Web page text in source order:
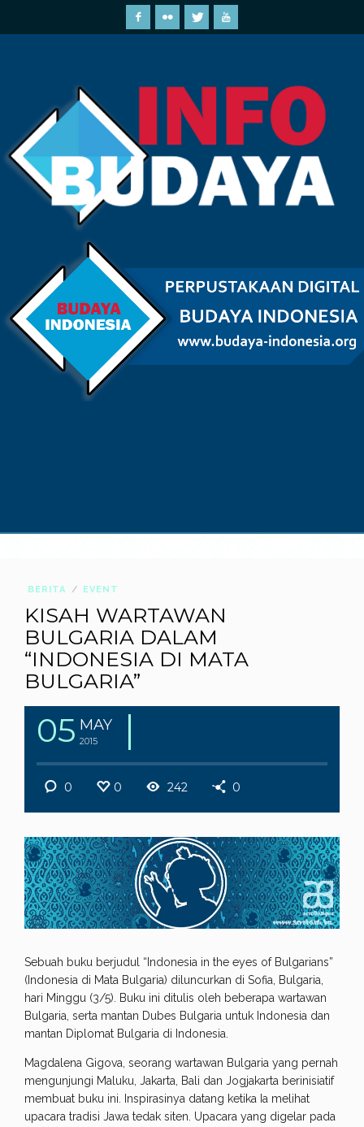
BERITA EVENT
KISAH WARTAWAN
BULGARIA DALAM
“INDONESIA DI MATA
BULGARIA”
05 MAY
2015
0 0 242 0
Sebuah buku berjudul “Indonesia in the eyes of Bulgarians”
(Indonesia di Mata Bulgaria) diluncurkan di Sofia, Bulgaria,
hari Minggu (3/5). Buku ini ditulis oleh beberapa wartawan
Bulgaria, serta mantan Dubes Bulgaria untuk Indonesia dan
mantan Diplomat Bulgaria di Indonesia.
Magdalena Gigova, seorang wartawan Bulgaria yang pernah
mengunjungi Maluku, Jakarta, Bali dan Jogjakarta berinisiatif
membuat buku ini. Inspirasinya datang ketika Ia melihat
upacara tradisi Jawa tedak siten. Upacara yang digelar pada